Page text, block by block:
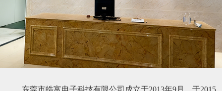
东莞市皓富电子科技有限公司成立于2013年9月，于2015